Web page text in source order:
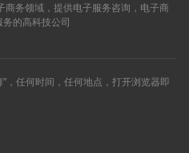
商务领域，提供电子服务咨询，电子商
的高科技公司
”，任何时间，任何地点，打开浏览器即